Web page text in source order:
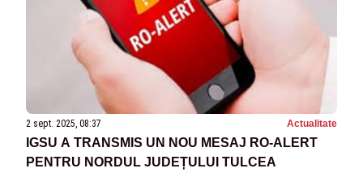
2 sept. 2025, 08:37 Actualitate
IGSU A TRANSMIS UN NOU MESAJ RO-ALERT
PENTRU NORDUL JUDEȚULUI TULCEA